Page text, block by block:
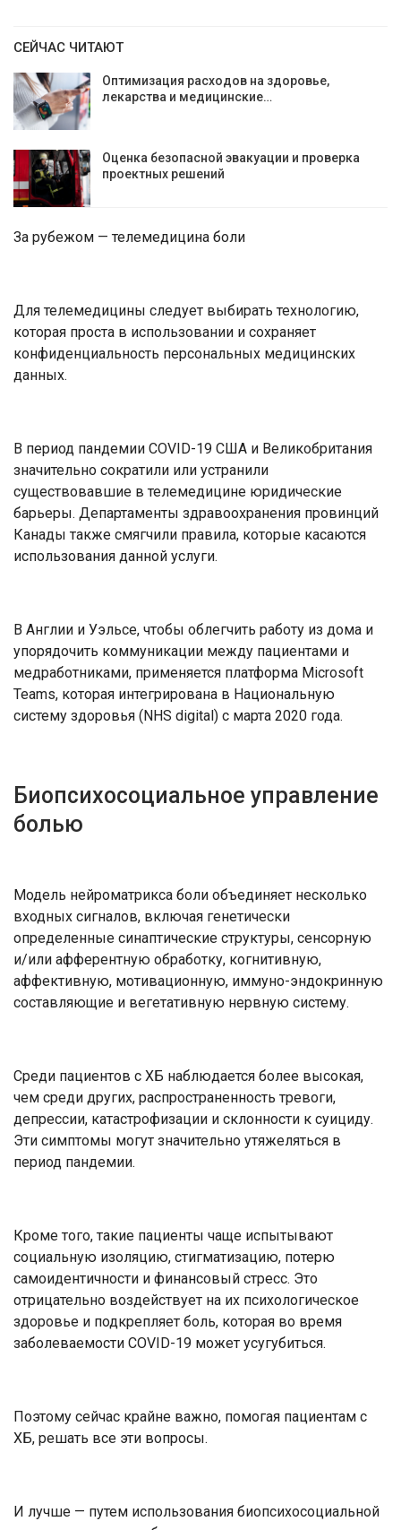
СЕЙЧАС ЧИТАЮТ
Оптимизация расходов на здоровье,
лекарства и медицинские…
Оценка безопасной эвакуации и проверка
проектных решений
За рубежом — телемедицина боли
Для телемедицины следует выбирать технологию,
которая проста в использовании и сохраняет
конфиденциальность персональных медицинских
данных.
В период пандемии COVID-19 США и Великобритания
значительно сократили или устранили
существовавшие в телемедицине юридические
барьеры. Департаменты здравоохранения провинций
Канады также смягчили правила, которые касаются
использования данной услуги.
В Англии и Уэльсе, чтобы облегчить работу из дома и
упорядочить коммуникации между пациентами и
медработниками, применяется платформа Microsoft
Teams, которая интегрирована в Национальную
систему здоровья (NHS digital) с марта 2020 года.
Биопсихосоциальное управление
болью
Модель нейроматрикса боли объединяет несколько
входных сигналов, включая генетически
определенные синаптические структуры, сенсорную
и/или афферентную обработку, когнитивную,
аффективную, мотивационную, иммуно-эндокринную
составляющие и вегетативную нервную систему.
Среди пациентов с ХБ наблюдается более высокая,
чем среди других, распространенность тревоги,
депрессии, катастрофизации и склонности к суициду.
Эти симптомы могут значительно утяжеляться в
период пандемии.
Кроме того, такие пациенты чаще испытывают
социальную изоляцию, стигматизацию, потерю
самоидентичности и финансовый стресс. Это
отрицательно воздействует на их психологическое
здоровье и подкрепляет боль, которая во время
заболеваемости COVID-19 может усугубиться.
Поэтому сейчас крайне важно, помогая пациентам с
ХБ, решать все эти вопросы.
И лучше — путем использования биопсихосоциальной